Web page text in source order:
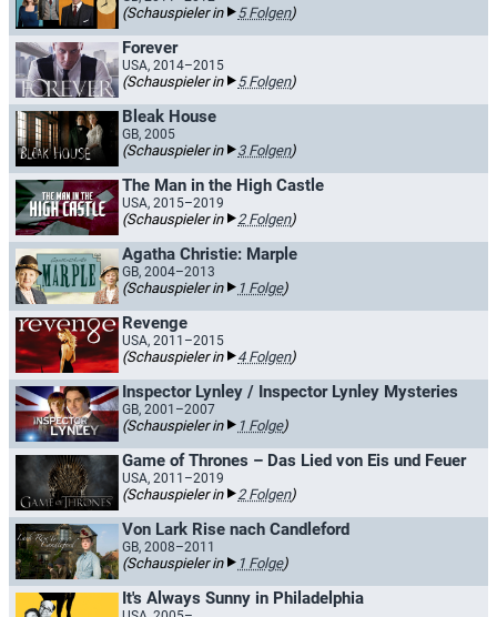
(Schauspieler in 5 Folgen)
Forever
USA, 2014–2015
(Schauspieler in 5 Folgen)
Bleak House
GB, 2005
(Schauspieler in 3 Folgen)
The Man in the High Castle
USA, 2015–2019
(Schauspieler in 2 Folgen)
Agatha Christie: Marple
GB, 2004–2013
(Schauspieler in 1 Folge)
Revenge
USA, 2011–2015
(Schauspieler in 4 Folgen)
Inspector Lynley / Inspector Lynley Mysteries
GB, 2001–2007
(Schauspieler in 1 Folge)
Game of Thrones – Das Lied von Eis und Feuer
USA, 2011–2019
(Schauspieler in 2 Folgen)
Von Lark Rise nach Candleford
GB, 2008–2011
(Schauspieler in 1 Folge)
It's Always Sunny in Philadelphia